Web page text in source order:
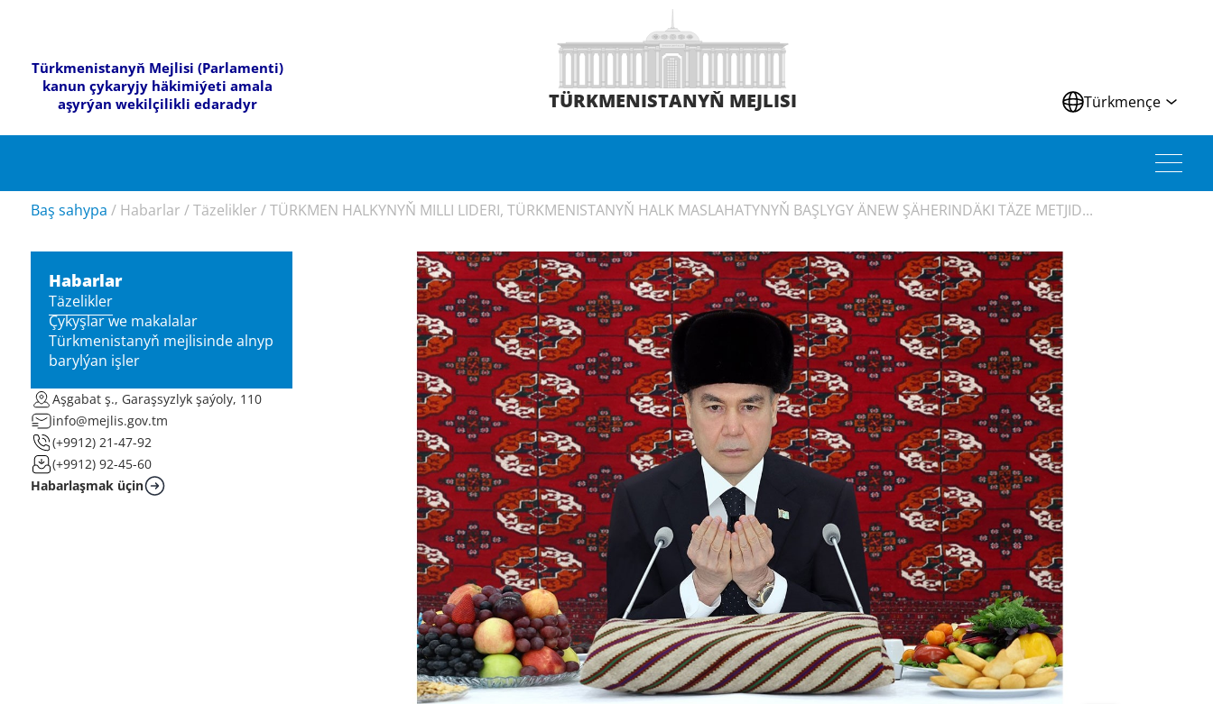
Türkmenistanyň Mejlisi (Parlamenti)
kanun çykaryjy häkimiýeti amala
aşyrýan wekilçilikli edaradyr
TÜRKMENISTANYŇ MEJLISI Türkmençe
Baş sahypa / Habarlar /Täzelikler /TÜRKMEN HALKYNYŇ MILLI LIDERI, TÜRKMENISTANYŇ HALK MASLAHATYNYŇ BAŞLYGY ÄNEW ŞÄHERINDÄKI TÄZE METJID...
Habarlar
Täzelikler
Çykyşlar we makalalar
Türkmenistanyň mejlisinde alnyp
barylýan işler
Aşgabat ş., Garaşsyzlyk şaýoly, 110
info@mejlis.gov.tm
(+9912) 21-47-92
(+9912) 92-45-60
Habarlaşmak üçin